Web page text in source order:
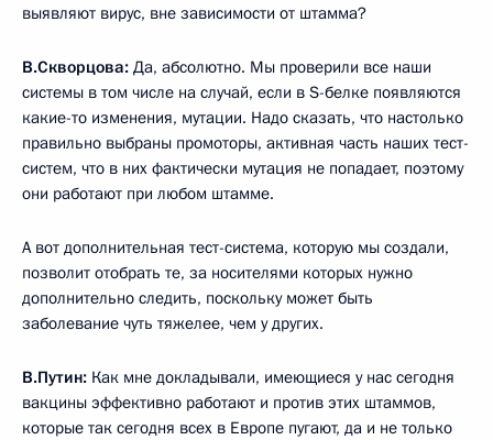
выявляют вирус, вне зависимости от штамма?
В.Скворцова: Да, абсолютно. Мы проверили все наши
системы в том числе на случай, если в S-белке появляются
какие-то изменения, мутации. Надо сказать, что настолько
правильно выбраны промоторы, активная часть наших тест-
систем, что в них фактически мутация не попадает, поэтому
они работают при любом штамме.
А вот дополнительная тест-система, которую мы создали,
позволит отобрать те, за носителями которых нужно
дополнительно следить, поскольку может быть
заболевание чуть тяжелее, чем у других.
В.Путин: Как мне докладывали, имеющиеся у нас сегодня
вакцины эффективно работают и против этих штаммов,
которые так сегодня всех в Европе пугают, да и не только